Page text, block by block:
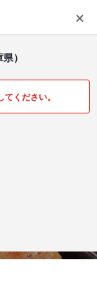
もらえる
ンロード アプリで開く
マイメニュー
県）
ください。